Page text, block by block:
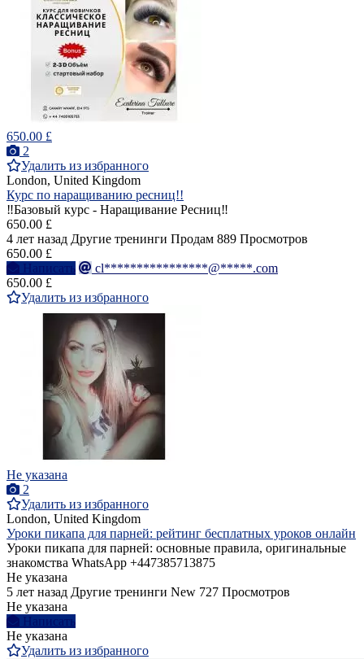
650.00 £
2
Удалить из избранного
London, United Kingdom
Курс по наращиванию ресниц!!
‼️Базовый курс - Наращивание Ресниц‼️
650.00 £
4 лет назад Другие тренинги Продам 889 Просмотров
650.00 £
Написать
cl****************@*****.com
650.00 £
Удалить из избранного
Не указана
2
Удалить из избранного
London, United Kingdom
Уроки пикапа для парней: рейтинг бесплатных уроков онлайн
Уроки пикапа для парней: основные правила, оригинальные
знакомства WhatsApp +447385713875
Не указана
5 лет назад Другие тренинги New 727 Просмотров
Не указана
Написать
Не указана
Удалить из избранного